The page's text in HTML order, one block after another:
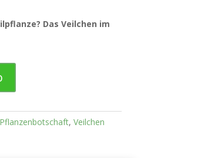
Das Veilchen im
Pflanzenbotschaft, Veilchen